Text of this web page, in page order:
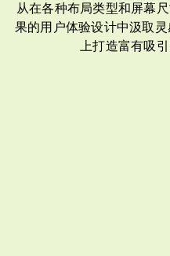
从在各种布局类型和屏幕
果的用户体验设计中汲取
上打造富有吸引